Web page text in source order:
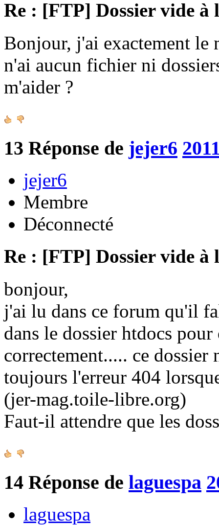
Re : [FTP] Dossier vide à
Bonjour, j'ai exactement le
n'ai aucun fichier ni
m'aider ?
13 Réponse de jejer6
jejer6
Membre
Déconnecté
Re : [FTP] Dossier vide à
bonjour,
j'ai lu dans ce forum qu'il
dans le dossier htdocs
correctement..... ce dossier
toujours l'erreur 404
(jer-mag.toile-libre.org)
Faut-il attendre que les
14 Réponse de laguespa
laguespa